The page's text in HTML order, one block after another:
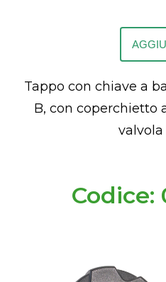
Tappo con chiave a
B, con coperchietto
valvola
Codice: